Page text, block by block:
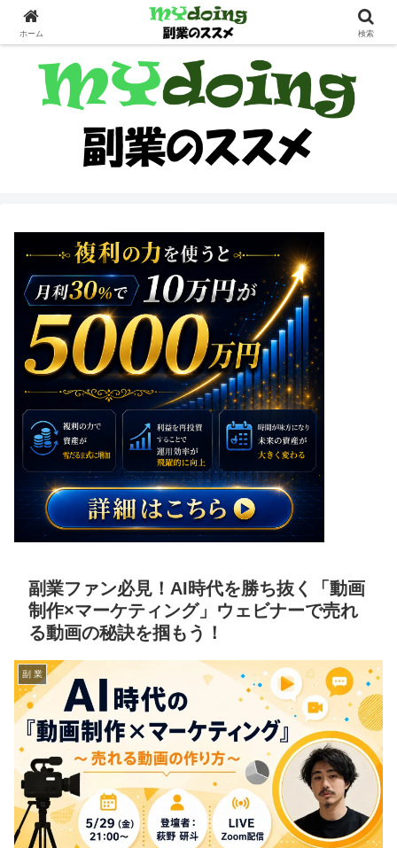
副業界隈
副業ファン必見！AI時代を勝ち抜く「動画
制作×マーケティング」ウェビナーで売れ
る動画の秘訣を掴もう！
副 業
ホーム 検索